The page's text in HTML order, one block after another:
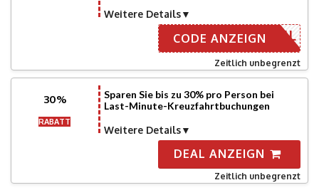
Weitere Details
R E-MAIL
CODE ANZEIGN
Zeitlich unbegrenzt
30%
RABATT
Sparen Sie bis zu 30% pro Person bei
Last-Minute-Kreuzfahrtbuchungen
Weitere Details
DEAL ANZEIGN
Zeitlich unbegrenzt